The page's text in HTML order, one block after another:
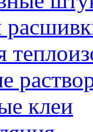
клеи